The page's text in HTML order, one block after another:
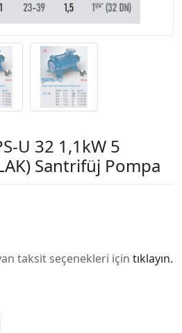
U 32 1,1kW 5
Santrifüj Pompa
taksit seçenekleri için tıklayın.